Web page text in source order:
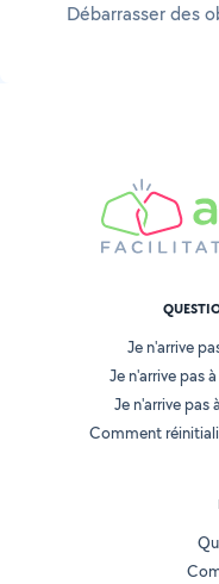
Débarrasser des
Je n'arrive
Je n'arrive pas
Je n'arrive pas
Comment